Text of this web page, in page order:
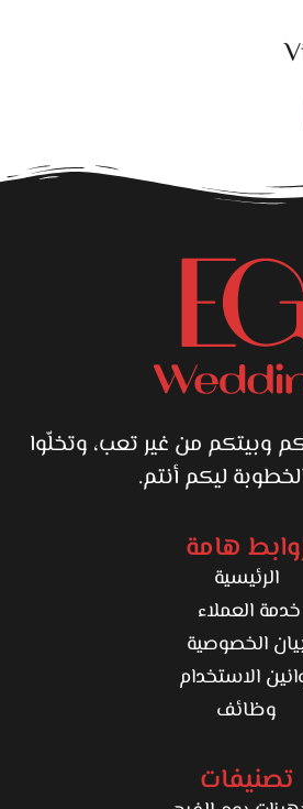
وبيتكم من غير تعب، وتخلّوا
ليكم أنتم.
هامة
الرئيسية
خدمة العملاء
الخصوصية
الاستخدام
وظائف
تصنيفات